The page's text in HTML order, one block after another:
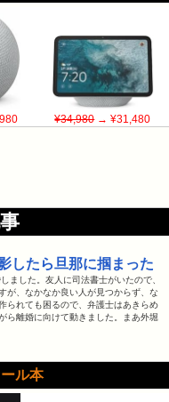
¥34,980→ ¥31,480
したら旦那に掴まった
した。友人に司法書士がいたので、
が、なかなか良い人が見つからず、な
られても困るので、弁護士はあきらめ
ら離婚に向けて動きました。まあ外堀
ル本